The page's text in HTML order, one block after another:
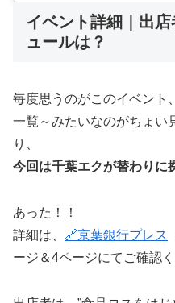
イベント詳細｜出
ュールは？
毎度思うのがこのイベント
一覧～みたいなのがちょい
り、
今回は千葉エクが替わりに
あった！！
詳細は、 🔗京葉銀行プレス
ージ＆4ページにてご確認く